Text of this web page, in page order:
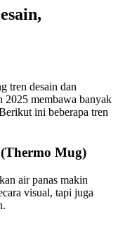
tren desain dan
2025 membawa banyak
ini beberapa tren
Mug)
air panas makin
visual, tapi juga